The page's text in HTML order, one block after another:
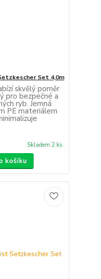
Set 4,0m
skvělý poměr
pro bezpečné a
ryb. Jemná
PE materiálem
Skladem 2 ks
košíku